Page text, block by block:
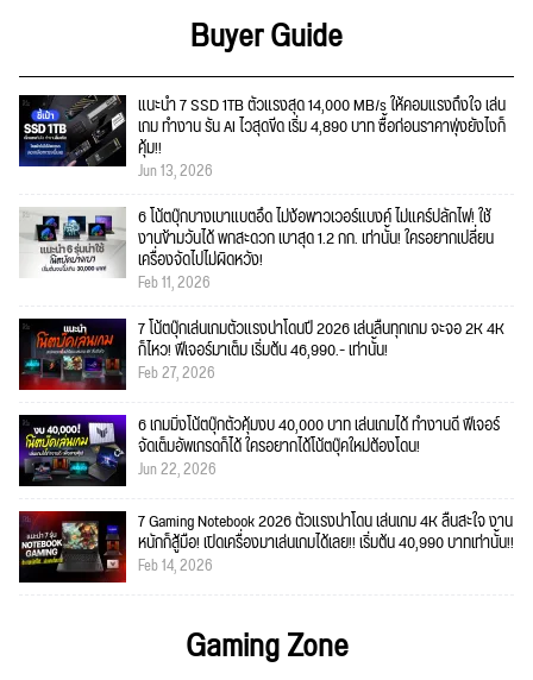
Buyer Guide
แนะนำ 7 SSD 1TB ตัวแรงสุด 14,000 MB/s ให้คอมแรงถึงใจ เล่น
เกม ทำงาน รัน AI ไวสุดขีด เริ่ม 4,890 บาท ซื้อก่อนราคาพุ่งยังไงก็
คุ้ม!!
Jun 13, 2026
6 โน้ตบุ๊กบางเบาแบตอึด ไม่ง้อพาวเวอร์แบงค์ ไม่แคร์ปลั๊กไฟ! ใช้
งานข้ามวันได้ พกสะดวก เบาสุด 1.2 กก. เท่านั้น! ใครอยากเปลี่ยน
เครื่องจัดไปไม่ผิดหวัง!
Feb 11, 2026
7 โน้ตบุ๊กเล่นเกมตัวแรงน่าโดนปี 2026 เล่นลื่นทุกเกม จะจอ 2K 4K
ก็ไหว! ฟีเจอร์มาเต็ม เริ่มต้น 46,990.- เท่านั้น!
Feb 27, 2026
6 เกมมิ่งโน้ตบุ๊กตัวคุ้มงบ 40,000 บาท เล่นเกมได้ ทำงานดี ฟีเจอร์
จัดเต็มอัพเกรดก็ได้ ใครอยากได้โน้ตบุ๊คใหม่ต้องโดน!
Jun 22, 2026
7 Gaming Notebook 2026 ตัวแรงน่าโดน เล่นเกม 4K ลื่นสะใจ งาน
หนักก็สู้มือ! เปิดเครื่องมาเล่นเกมได้เลย!! เริ่มต้น 40,990 บาทเท่านั้น!!
Feb 14, 2026
Gaming Zone